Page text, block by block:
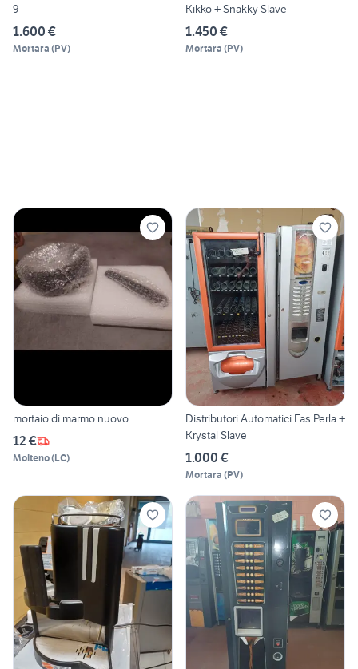
9
1.600 €
Mortara (PV)
Kikko + Snakky Slave
1.450 €
Mortara (PV)
mortaio di marmo nuovo
12 €
Molteno(LC)
Distributori Automatici Fas Perla +
Krystal Slave
1.000 €
Mortara (PV)